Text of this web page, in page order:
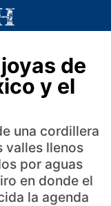
de
y el
una cordillera
valles llenos
por aguas
en donde el
la agenda